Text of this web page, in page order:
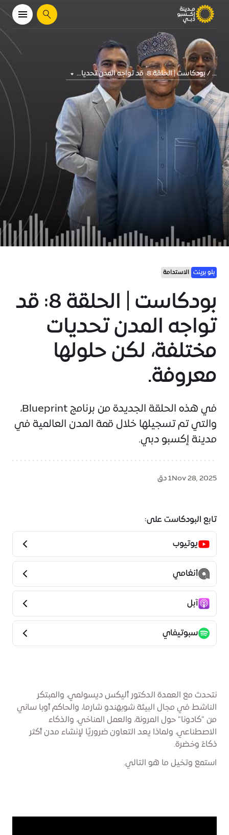
يبحث
... بودكاست | الحلقة 8: قد تواجه المدن تحديا...
بلو برينت الاستدامة
بودكاست | الحلقة 8: قد
تواجه المدن تحديات
مختلفة، لكن حلولها
معروفة.
في هذه الحلقة الجديدة من برنامج Blueprint،
والتي تم تسجيلها خلال قمة المدن العالمية في
مدينة إكسبو دبي.
Nov 28, 20251 دق
تابع البودكاست على:
يوتيوب
أنغامي
آبل
سبوتيفاي
نتحدث مع العمدة الدكتور أليكس ديسولمي، والمبتكر
الناشط في مجال البيئة شوبهندو شارما، والحاكم أوبا ساني
من "كادونا" حول المرونة، والعمل المناخي، والذكاء
الاصطناعي، ولماذا يعد التعاون ضروريًا لإنشاء مدن أكثر
ذكاءً وخضرة.
استمع وتخيل ما هو التالي.